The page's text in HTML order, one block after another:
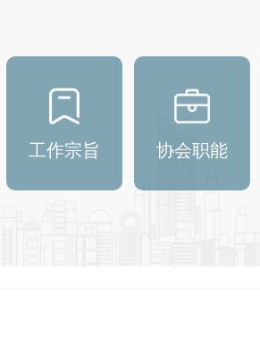
工作宗旨 协会职能